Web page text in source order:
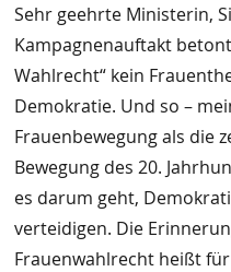
Sehr geehrte Ministerin,
Kampagnenauftakt
Wahlrecht“ kein
Demokratie. Und so –
Frauenbewegung als die
Bewegung des 20.
es darum geht,
verteidigen. Die
Frauenwahlrecht heißt